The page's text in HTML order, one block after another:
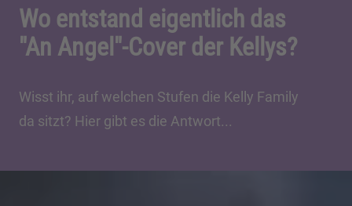
Wo entstand eigentlich das
"An Angel"-Cover der Kellys?
Wisst ihr, auf welchen Stufen die Kelly Family
da sitzt? Hier gibt es die Antwort...